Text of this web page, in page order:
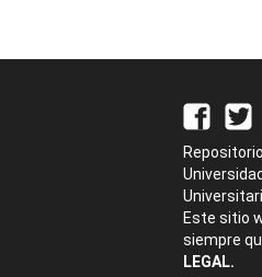
Este sitio
siempre
LEGAL.